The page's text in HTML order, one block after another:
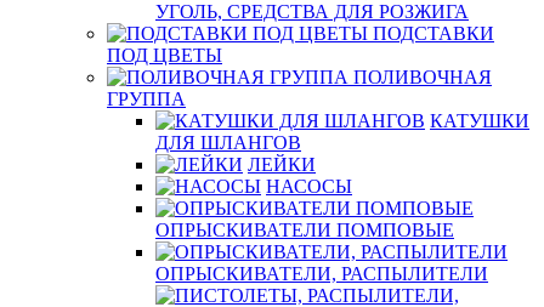
УГОЛЬ, СРЕДСТВА ДЛЯ РОЗЖИГА
ПОДСТАВКИ
ПОД ЦВЕТЫ
ПОЛИВОЧНАЯ
ГРУППА
КАТУШКИ
ДЛЯ ШЛАНГОВ
ЛЕЙКИ
НАСОСЫ
ОПРЫСКИВАТЕЛИ ПОМПОВЫЕ
ОПРЫСКИВАТЕЛИ, РАСПЫЛИТЕЛИ